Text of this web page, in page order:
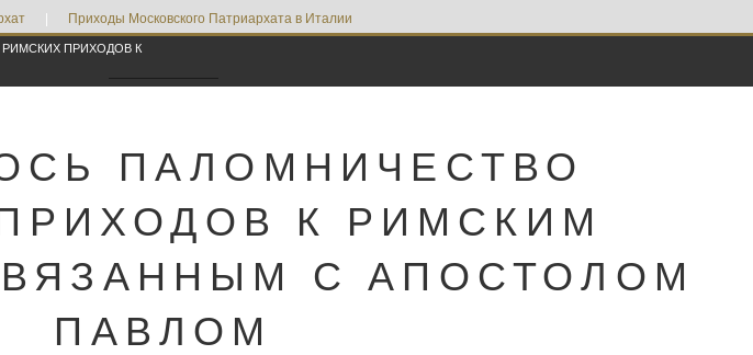
Приходы Московского Патриархата в Италии
ПРИХОДОВ К
ПАЛОМНИЧЕСТВО
К РИМСКИМ
С АПОСТОЛОМ
ПАВЛОМ